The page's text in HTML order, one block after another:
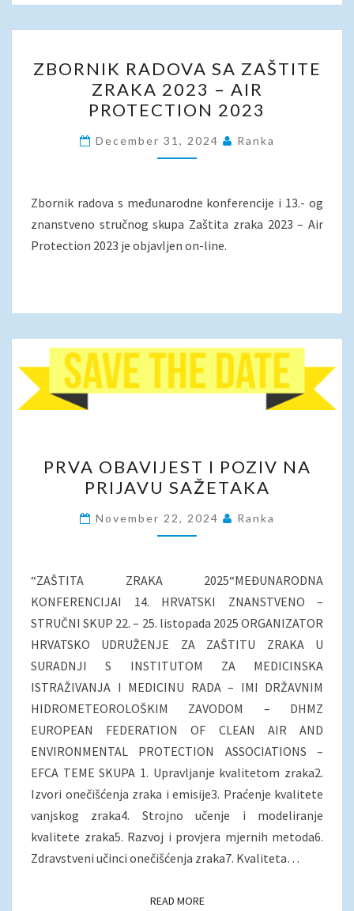
RADOVA
SA
ZAŠTITE
ZRAKA
2023
AIR
PROTECTION
2023
ZBORNIK RADOVA SA ZAŠTITE
ZRAKA 2023 – AIR
PROTECTION 2023
December 31, 2024 Ranka
Zbornik radova s međunarodne konferencije i 13.- og
znanstveno stručnog skupa Zaštita zraka 2023 – Air
Protection 2023 je objavljen on-line.
OBAVIJEST
I
POZIV
NA
SAŽETAKA
PRVA OBAVIJEST I POZIV NA
PRIJAVU SAŽETAKA
November 22, 2024 Ranka
“ZAŠTITA ZRAKA 2025“MEĐUNARODNA
KONFERENCIJAI 14. HRVATSKI ZNANSTVENO –
STRUČNI SKUP 22. – 25. listopada 2025 ORGANIZATOR
HRVATSKO UDRUŽENJE ZA ZAŠTITU ZRAKA U
SURADNJI S INSTITUTOM ZA MEDICINSKA
ISTRAŽIVANJA I MEDICINU RADA – IMI DRŽAVNIM
HIDROMETEOROLOŠKIM ZAVODOM – DHMZ
EUROPEAN FEDERATION OF CLEAN AIR AND
ENVIRONMENTAL PROTECTION ASSOCIATIONS –
EFCA TEME SKUPA 1. Upravljanje kvalitetom zraka2.
Izvori onečišćenja zraka i emisije3. Praćenje kvalitete
vanjskog zraka4. Strojno učenje i modeliranje
kvalitete zraka5. Razvoj i provjera mjernih metoda6.
Zdravstveni učinci onečišćenja zraka7. Kvaliteta…
READ MOREREAD MORE